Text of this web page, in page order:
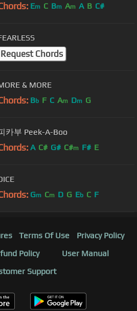
Em C Bm Am A B C#
Request Chords
& MORE
Bb F C Am Dm G
카부 Peek-A-Boo
A C# G# C#m F# E
Gm Cm D G Eb C F
Terms Of Use
Privacy Policy
Policy
User Manual
Support